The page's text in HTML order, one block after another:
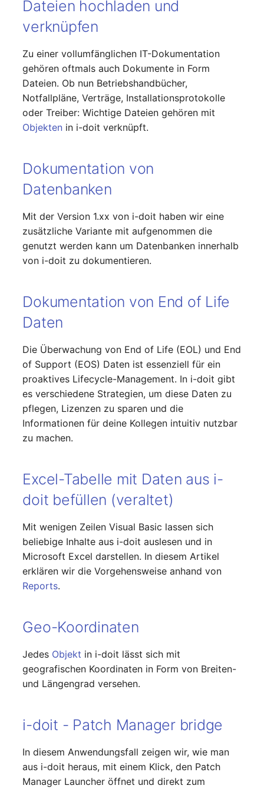
Release Notes 1.10
Release Notes 1.8
Release Notes 1.7
Changelogs 1.13.x
Changelogs 1.11.x
Changelogs 1.10.x
Changelogs 1.6.x
Changelogs 1.5.x
Datenbanktabelle
Datenbankzuweisung
Datensicherung
DBMS Information
Dienste
Formfaktor
Freigabe
Freigabenzugriff
Gerät
Gruppenmitgliedschaft
Handbuchzuweisung
Installation
Karten
Kontaktzuweisung
Kryptokarte
Land
Layer-2-Netz
Lizenzen
Middleware
Monitor
Netzersatzanlage
Notfallplan
Objektgruppe
Patchfeld
Personen
Personengruppen
Printbox
Controller
Router
SAN Zoning
Schrank
VIVA2 (IT-
Grundschutz)
Workflow
Dateien hochladen und
verknüpfen
Zu einer vollumfänglichen IT-Dokumentation
gehören oftmals auch Dokumente in Form
Dateien. Ob nun Betriebshandbücher,
Notfallpläne, Verträge, Installationsprotokolle
oder Treiber: Wichtige Dateien gehören mit
Objekten in i-doit verknüpft.
Dokumentation von
Datenbanken
Mit der Version 1.xx von i-doit haben wir eine
zusätzliche Variante mit aufgenommen die
genutzt werden kann um Datenbanken innerhalb
von i-doit zu dokumentieren.
Dokumentation von End of Life
Daten
Die Überwachung von End of Life (EOL) und End
of Support (EOS) Daten ist essenziell für ein
proaktives Lifecycle-Management. In i-doit gibt
es verschiedene Strategien, um diese Daten zu
pflegen, Lizenzen zu sparen und die
Informationen für deine Kollegen intuitiv nutzbar
zu machen.
Excel-Tabelle mit Daten aus i-
doit befüllen (veraltet)
Mit wenigen Zeilen Visual Basic lassen sich
beliebige Inhalte aus i-doit auslesen und in
Microsoft Excel darstellen. In diesem Artikel
erklären wir die Vorgehensweise anhand von
Reports.
Geo-Koordinaten
Jedes Objekt in i-doit lässt sich mit
geografischen Koordinaten in Form von Breiten-
und Längengrad versehen.
i-doit - Patch Manager bridge
In diesem Anwendungsfall zeigen wir, wie man
aus i-doit heraus, mit einem Klick, den Patch
Manager Launcher öffnet und direkt zum